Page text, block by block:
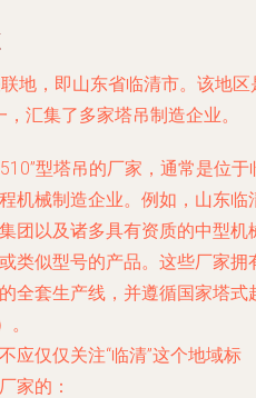
地，即山东省临清市。该地区
汇集了多家塔吊制造企业。
型塔吊的厂家，通常是位于
机械制造企业。例如， 山东临
团以及诸多具有资质的中型机
类似型号的产品。这些厂家拥
全套生产线，并遵循国家塔式
应仅仅关注“临清”这个地域标
家的：